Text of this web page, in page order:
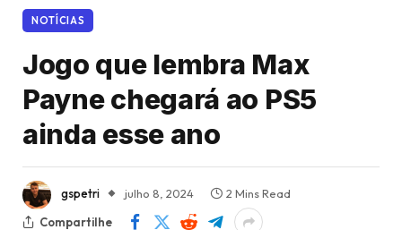
NOTÍCIAS
Jogo que lembra Max
Payne chegará ao PS5
ainda esse ano
gspetri julho 8, 2024
2 Mins Read
Compartilhe